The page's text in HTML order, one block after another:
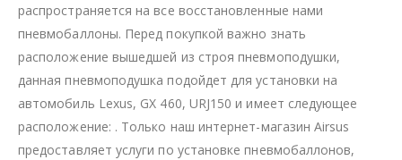
распространяется на все восстановленные нами
пневмобаллоны. Перед покупкой важно знать
расположение вышедшей из строя пневмоподушки,
данная пневмоподушка подойдет для установки на
автомобиль Lexus, GX 460, URJ150 и имеет следующее
расположение: . Только наш интернет-магазин Airsus
предоставляет услуги по установке пневмобаллонов,